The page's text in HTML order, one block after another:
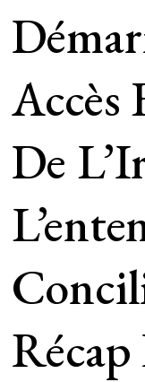
Accès
De